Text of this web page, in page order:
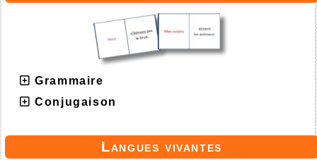
Grammaire
Conjugaison
Langues vivantes